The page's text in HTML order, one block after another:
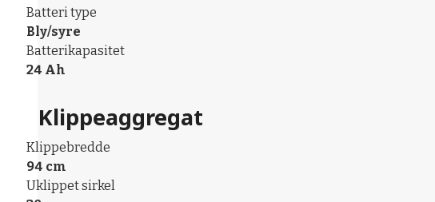
Batteri type
Bly/syre
Batterikapasitet
24 Ah
Klippeaggregat
Klippebredde
94 cm
Uklippet sirkel